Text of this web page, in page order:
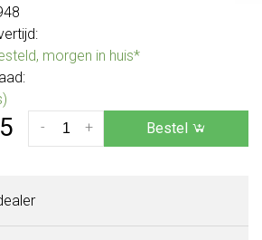
morgen in huis*
+
- Bestel